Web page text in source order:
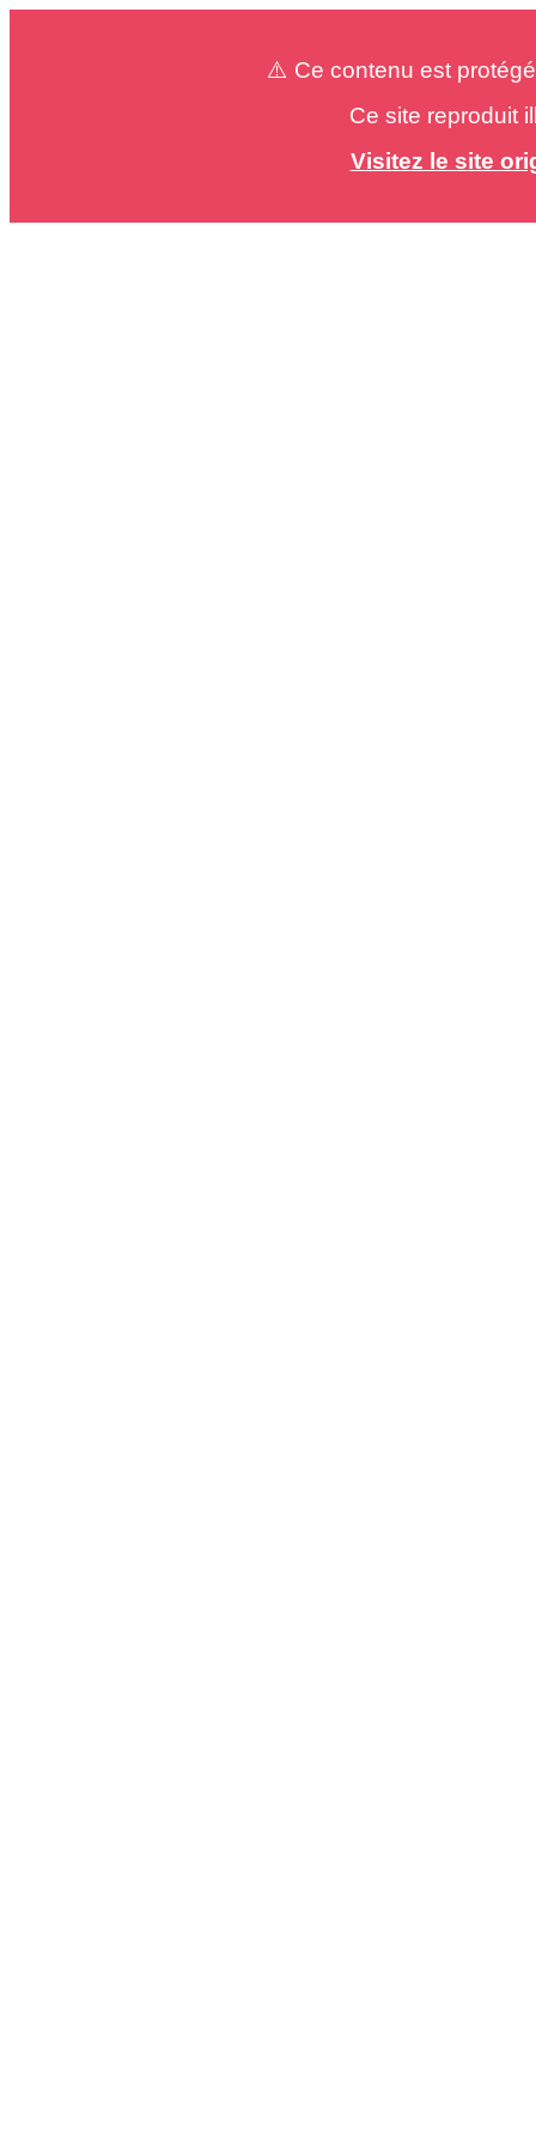
⚠️ Ce contenu est
Ce site reproduit
Visitez le site